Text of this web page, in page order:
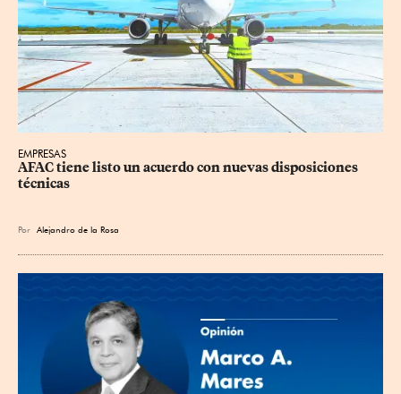
EMPRESAS
AFAC tiene listo un acuerdo con nuevas disposiciones
técnicas
Por Alejandro de la Rosa